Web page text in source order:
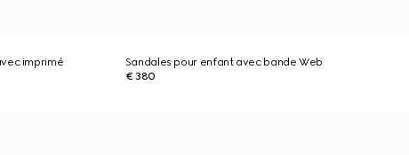
imprimé
Sandales pour enfant avec bande Web
€ 380